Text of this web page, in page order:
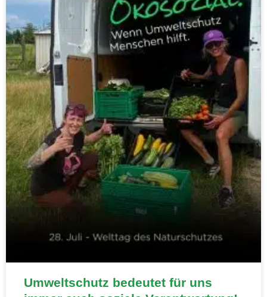
Umweltschutz bedeutet für uns